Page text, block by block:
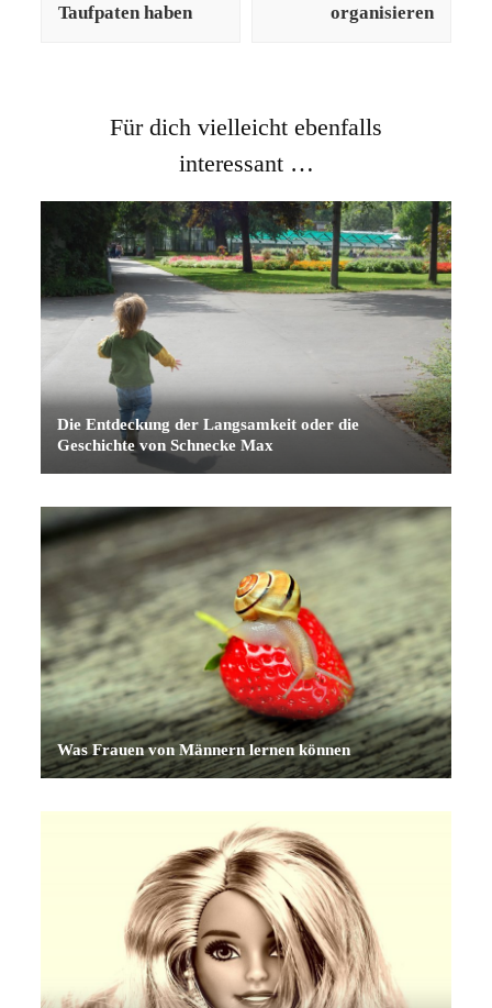
Taufpaten haben
organisieren
Für dich vielleicht ebenfalls
interessant …
Die Entdeckung der Langsamkeit oder die
Geschichte von Schnecke Max
Was Frauen von Männern lernen können